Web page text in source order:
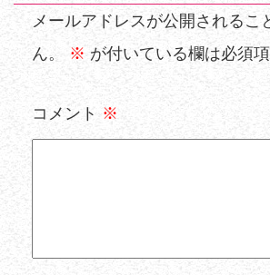
メールアドレスが公開されるこ
ん。
※ が付いている欄は必須
コメント ※